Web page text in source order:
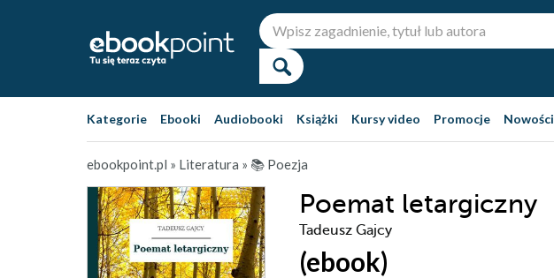
Kategorie Ebooki Audiobooki Książki Kursy video Promocje Nowości
ebookpoint.pl » Literatura » 📚 Poezja
Poemat letargiczny
Tadeusz Gajcy
(ebook)